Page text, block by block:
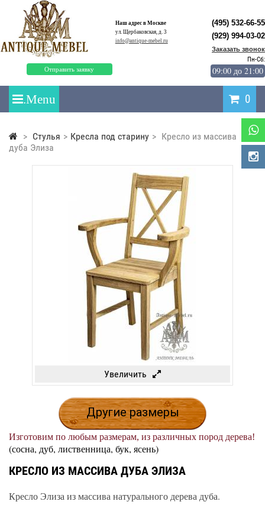
Наш адрес в Москве
ул. Щербаковская, д. 3
info@antique-mebel.ru
Отправить заявку
(495) 532-66-55
(929) 994-03-02
Заказать звонок
Пн-Сб:
09:00 до 21:00
0
> Стулья > Кресла под старину > Кресло из массива
дуба Элиза
Увеличить
Другие размеры
Изготовим по любым размерам, из различных пород дерева!
(сосна, дуб, лиственница, бук, ясень)
КРЕСЛО ИЗ МАССИВА ДУБА ЭЛИЗА
Кресло Элиза из массива натурального дерева дуба.